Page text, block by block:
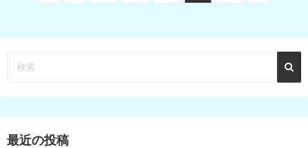
ペ
ー
最近の投稿